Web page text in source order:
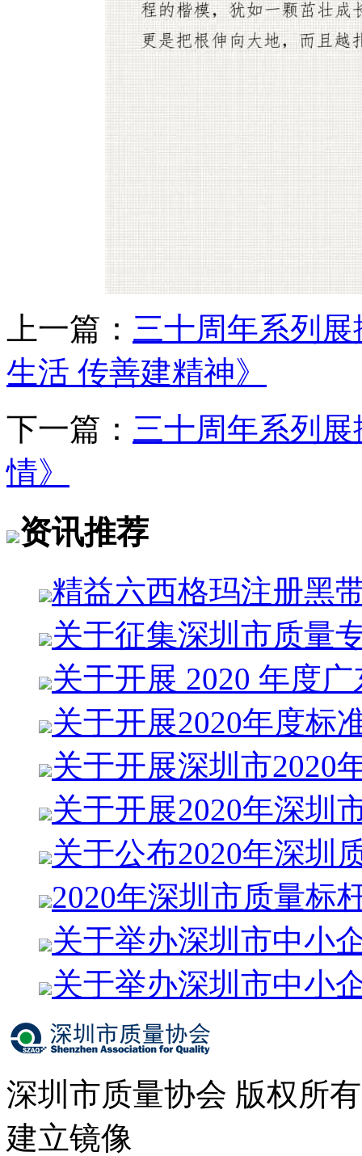
上一篇： 三十周年系列
生活 传善建精神》
下一篇： 三十周年系列展
情》
资讯推荐
精益六西格玛注册黑
关于征集深圳市质量
关于开展 2020 年度
关于开展2020年度标
关于开展深圳市2020
关于开展2020年深圳
关于公布2020年深圳
2020年深圳市质量标
关于举办深圳市中小
关于举办深圳市中小
深圳市质量协会 版权所
建立镜像